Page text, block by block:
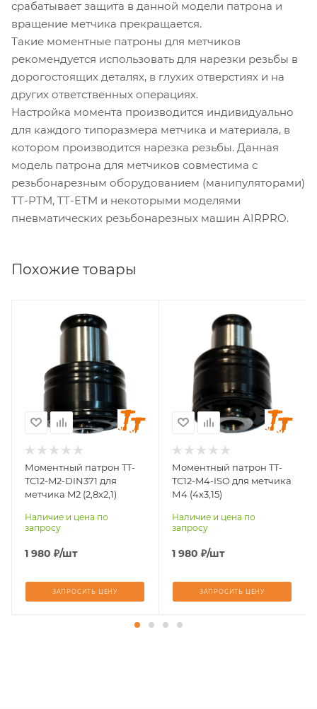
срабатывает защита в данной модели патрона и
вращение метчика прекращается.
Такие моментные патроны для метчиков
рекомендуется использовать для нарезки резьбы в
дорогостоящих деталях, в глухих отверстиях и на
других ответственных операциях.
Настройка момента производится индивидуально
для каждого типоразмера метчика и материала, в
котором производится нарезка резьбы. Данная
модель патрона для метчиков совместима с
резьбонарезным оборудованием (манипуляторами)
TT-PTM, TT-ETM и некоторыми моделями
пневматических резьбонарезных машин AIRPRO.
Похожие товары
Диаметр хвостовика
метчика, мм
Квадрата хвостовика
метчика, мм
Размер резьбы
М2
Моментный патрон TT-
TC12-M2-DIN371 для
метчика M2 (2,8х2,1)
Наличие и цена по
запросу
1 980 ₽/шт
ЗАПРОСИТЬ ЦЕНУ
Диаметр хвостовика
метчика, мм
Квадрата хвостовика
метчика, мм
Размер резьбы
М4
Моментный патрон TT-
TC12-M4-ISO для метчика
М4 (4х3,15)
Наличие и цена по
запросу
1 980 ₽/шт
ЗАПРОСИТЬ ЦЕНУ